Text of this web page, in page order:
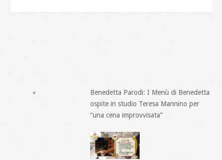
Benedetta Parodi: I Menù di Benedetta
ospite in studio Teresa Mannino per
“una cena improvvisata”